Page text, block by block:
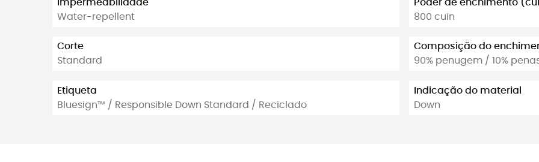
Impermeabilidade
Water-repellent
Corte
Standard
Etiqueta
Bluesign™ / Responsible Down Standard / Reciclado
Poder de enchimento
800 cuin
Composição do
90% penugem / 10%
Indicação do material
Down